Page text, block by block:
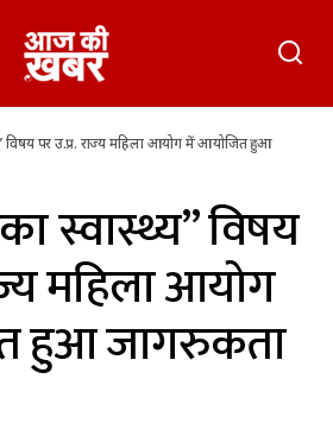
विषय पर उ.प्र. राज्य महिला आयोग में आयोजित हुआ
स्वास्थ्य’’ विषय
महिला आयोग
हुआ जागरुकता